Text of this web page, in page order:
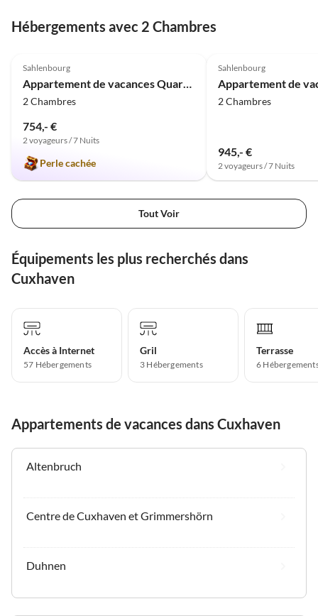
Hébergements avec 2 Chambres
Sahlenbourg
Appartement de vacances Quartier Haute Geest 7
2 Chambres
754,- €
2 voyageurs / 7 Nuits
Perle cachée
Sahlenbourg
2 Chambres
945,- €
2 voyageurs / 7 Nuits
Tout Voir
Équipements les plus recherchés dans
Cuxhaven
Accès à Internet
57 Hébergements
Gril
3 Hébergements
Terrasse
6
Appartements de vacances dans Cuxhaven
Altenbruch
Centre de Cuxhaven et Grimmershörn
Duhnen